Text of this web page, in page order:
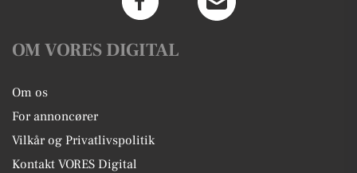
OM VORES DIGITAL
Om os
For annoncører
Vilkår og Privatlivspolitik
Kontakt VORES Digital